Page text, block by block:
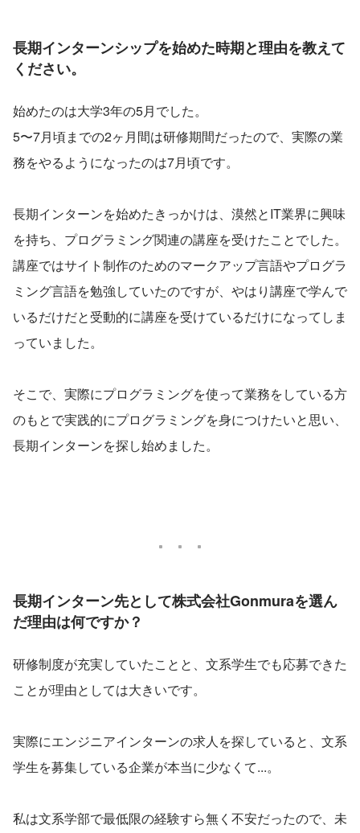
長期インターンシップを始めた時期と理由を教えて
ください。
始めたのは大学3年の5月でした。
5〜7月頃までの2ヶ月間は研修期間だったので、実際の業
務をやるようになったのは7月頃です。
長期インターンを始めたきっかけは、漠然とIT業界に興味
を持ち、プログラミング関連の講座を受けたことでした。
講座ではサイト制作のためのマークアップ言語やプログラ
ミング言語を勉強していたのですが、やはり講座で学んで
いるだけだと受動的に講座を受けているだけになってしま
っていました。
そこで、実際にプログラミングを使って業務をしている方
のもとで実践的にプログラミングを身につけたいと思い、
長期インターンを探し始めました。
長期インターン先として株式会社Gonmuraを選ん
だ理由は何ですか？
研修制度が充実していたことと、文系学生でも応募できた
ことが理由としては大きいです。
実際にエンジニアインターンの求人を探していると、文系
学生を募集している企業が本当に少なくて...。
私は文系学部で最低限の経験すら無く不安だったので、未